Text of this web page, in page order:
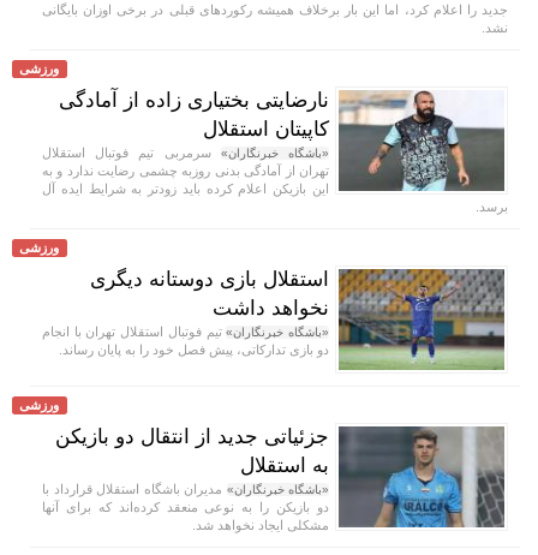
جدید را اعلام کرد، اما این بار برخلاف همیشه رکورد‌های قبلی در برخی اوزان بایگانی
نشد.
ورزشی
نارضایتی بختیاری زاده از آمادگی
کاپیتان استقلال
«باشگاه خبرنگاران» سرمربی تیم فوتبال استقلال
تهران از آمادگی بدنی روزبه چشمی رضایت ندارد و به
این بازیکن اعلام کرده باید زودتر به شرایط ایده آل
برسد.
ورزشی
استقلال بازی دوستانه دیگری
نخواهد داشت
«باشگاه خبرنگاران»تیم فوتبال استقلال تهران با انجام
دو بازی تدارکاتی، پیش فصل خود را به پایان رساند.
ورزشی
جزئیاتی جدید از انتقال دو بازیکن
به استقلال
«باشگاه خبرنگاران» مدیران باشگاه استقلال قرارداد با
دو بازیکن را به نوعی منعقد کرده‌اند که برای آنها
مشکلی ایجاد نخواهد شد.